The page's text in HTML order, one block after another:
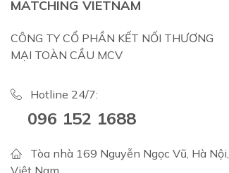
MATCHING VIETNAM
CÔNG TY CỔ PHẦN KẾT NỐI THƯƠNG
MẠI TOÀN CẦU MCV
Hotline 24/7:
096 152 1688
Tòa nhà 169 Nguyễn Ngọc Vũ, Hà Nội,
Việt Nam